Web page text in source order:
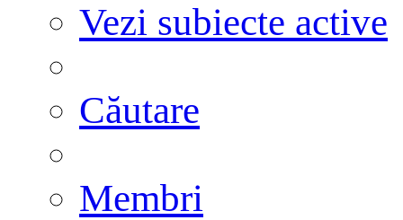
Vezi subiecte active
Căutare
Membri